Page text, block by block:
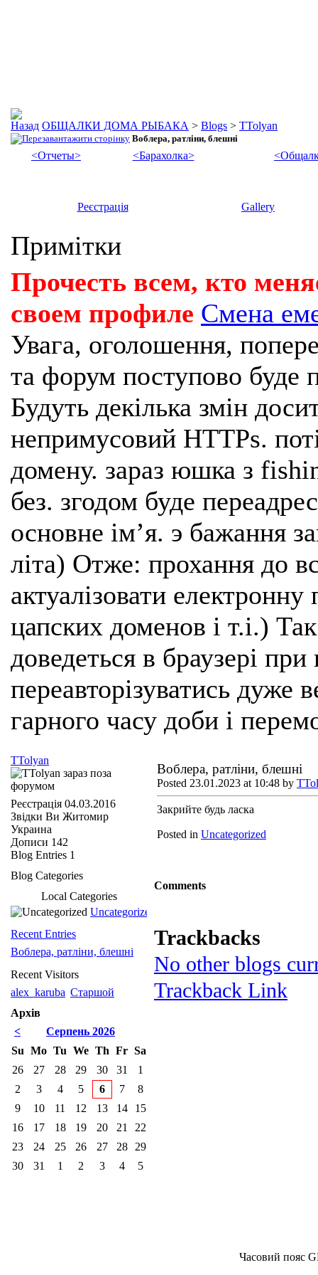
ОБЩАЛКИ ДОМА РЫБАКА > Blogs > TTolyan
Воблера, ратліни, блешні
<Отчеты> <Барахолка>
Реєстрація Gallery
Примітки
Прочесть всем, кто
своем профиле Смена
Увага, оголошення,
та форум поступово буде
Будуть декілька змін
непримусовий HTTPs.
домену. зараз юшка з
без. згодом буде
основне імʼя. э бажання
літа) Отже: прохання до
актуалізовати
цапских доменов і т.і.)
доведеться в браузері
переавторізуватись
гарного часу доби і
Воблера, ратліни, блешні
Posted 23.01.2023 at 10:48 by
Закрийте будь ласка
Posted in Uncategorized
Comments
Trackbacks
No other blogs
Trackback Link
TTolyan
Реєстрація 04.03.2016
Звідки Ви Житомир
Украина
Дописи 142
Blog Entries 1
Blog Categories
Local Categories
Uncategorized
Recent Entries
Воблера, ратліни, блешні
Recent Visitors
alex_karuba Старшой
Архів
<
Серпень 2026
Su Mo Tu We Th Fr Sa
26
27 28 29 30 31
1
2
3 4 5 6 7
8
9
10 11 12 13 14
15
16
17 18 19 20 21
22
23
24 25 26 27 28
29
30
31 1 2 3 4 5
Часовий пояс